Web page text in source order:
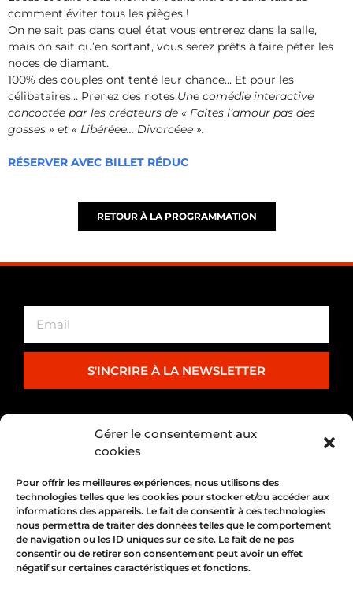
Gérer le consentement aux
cookies
Pour offrir les meilleures expériences, nous utilisons des
technologies telles que les cookies pour stocker et/ou accéder aux
informations des appareils. Le fait de consentir à ces technologies
nous permettra de traiter des données telles que le comportement
de navigation ou les ID uniques sur ce site. Le fait de ne pas
consentir ou de retirer son consentement peut avoir un effet
négatif sur certaines caractéristiques et fonctions.
comment éviter tous les pièges !
On ne sait pas dans quel état vous entrerez dans la salle,
mais on sait qu’en sortant, vous serez prêts à faire péter les
noces de diamant.
100% des couples ont tenté leur chance… Et pour les
célibataires… Prenez des notes.Une comédie interactive
concoctée par les créateurs de « Faites l’amour pas des
gosses » et « Libéréee… Divorcéee ».
RÉSERVER AVEC BILLET RÉDUC
RETOUR À LA PROGRAMMATION
S'INCRIRE À LA NEWSLETTER
PARTENARIAT